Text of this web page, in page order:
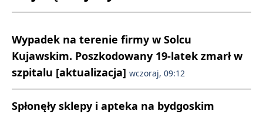
Wypadek na terenie firmy w Solcu
Kujawskim. Poszkodowany 19-latek zmarł w
szpitalu [aktualizacja] wczoraj, 09:12
Spłonęły sklepy i apteka na bydgoskim